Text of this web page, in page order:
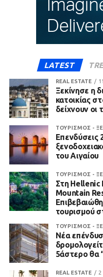
LATEST
REAL ESTATE
Ξεκίνησε η
κατοικίας
δείχνουν οι
ΤΟΥΡΙΣΜΟΣ -
Επενδύσεις
του Αιγαίου
ΤΟΥΡΙΣΜΟΣ -
Στη
Mountain
τουρισμού
ΤΟΥΡΙΣΜΟΣ -
Νέα
5άστερο θα
REAL ESTATE 2